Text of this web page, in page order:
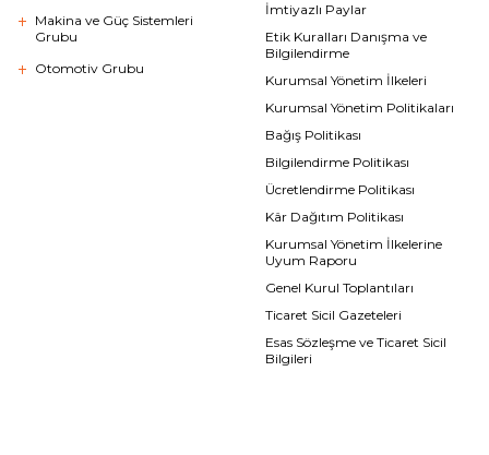
Makina ve Güç Sistemleri
Grubu
Otomotiv Grubu
İmtiyazlı Paylar
Etik Kuralları Danışma ve
Bilgilendirme
Kurumsal Yönetim İlkeleri
Kurumsal Yönetim Politikaları
Bağış Politikası
Bilgilendirme Politikası
Ücretlendirme Politikası
Kâr Dağıtım Politikası
Kurumsal Yönetim İlkelerine
Uyum Raporu
Genel Kurul Toplantıları
Ticaret Sicil Gazeteleri
Esas Sözleşme ve Ticaret Sicil
Bilgileri